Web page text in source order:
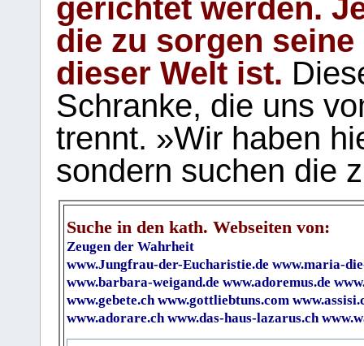
gerichtet werden.
die zu sorgen
dieser Welt ist.
Schranke, die uns
trennt. »Wir haben
sondern suchen die
Suche in den kath. Webseiten von:
Zeugen der Wahrheit
www.Jungfrau-der-Eucharistie.de www.maria-
www.barbara-weigand.de www.adoremus.de
www.gebete.ch www.gottliebtuns.com
www.adorare.ch www.das-haus-lazarus.ch